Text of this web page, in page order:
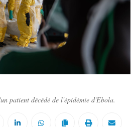
patient décédé de l'épidémie d'Ebola.